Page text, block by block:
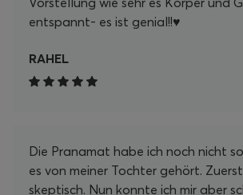
entspannt- es ist genial!!♥️
RAHEL
Die Pranamat habe ich noch nicht
es von meiner Tochter gehört.
skeptisch. Nun konnte ich mir aber